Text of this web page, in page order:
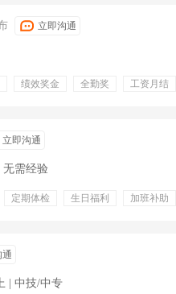
立即沟通
绩效奖金 全勤奖
工资月结
立即沟通
无需经验
定期体检 生日福利 加班补助
通
| 中技/中专